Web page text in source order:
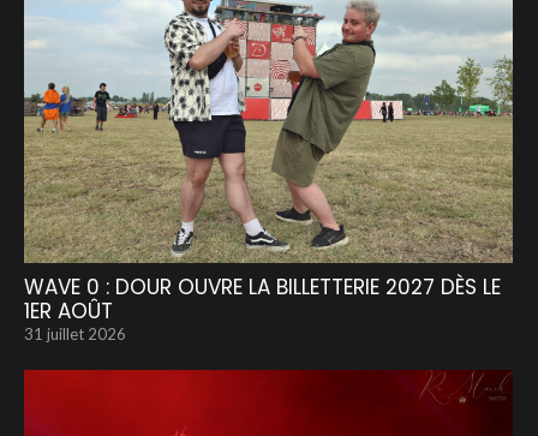
WAVE 0 : DOUR OUVRE LA BILLETTERIE 2027 DÈS LE
1ER AOÛT
31 juillet 2026